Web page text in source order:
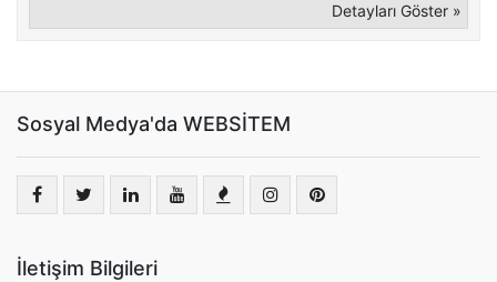
Detayları Göster »
Sosyal Medya'da WEBSİTEM
İletişim Bilgileri